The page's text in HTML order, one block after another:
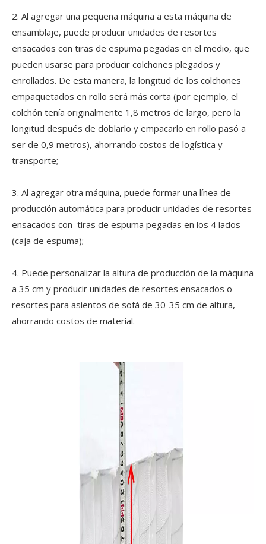
Del 19 al 22 de mayo, Guangdong Yulun Intelligent
2. Al agregar una pequeña máquina a esta máquina de
ensamblaje, puede producir unidades de resortes
ensacados con tiras de espuma pegadas en el medio, que
pueden usarse para producir colchones plegados y
enrollados. De esta manera, la longitud de los colchones
empaquetados en rollo será más corta (por ejemplo, el
colchón tenía originalmente 1,8 metros de largo, pero la
longitud después de doblarlo y empacarlo en rollo pasó a
ser de 0,9 metros), ahorrando costos de logística y
transporte;
3. Al agregar otra máquina, puede formar una línea de
producción automática para producir unidades de resortes
ensacados con tiras de espuma pegadas en los 4 lados
(caja de espuma);
4. Puede personalizar la altura de producción de la máquina
a 35 cm y producir unidades de resortes ensacados o
resortes para asientos de sofá de 30-35 cm de altura,
ahorrando costos de material.